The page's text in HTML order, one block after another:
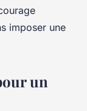
imposer une
un